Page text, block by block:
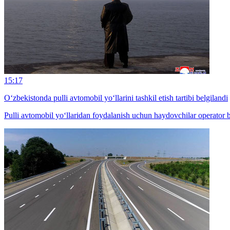
15:17
O‘zbekistonda pulli avtomobil yo‘llarini tashkil etish tartibi belgilandi
Pulli avtomobil yo‘llaridan foydalanish uchun haydovchilar operator